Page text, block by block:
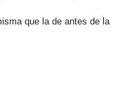
que la de antes de la